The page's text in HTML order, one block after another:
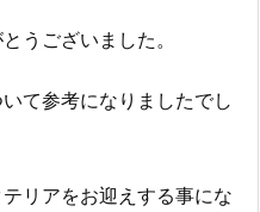
うございました。
て参考になりましたでし
リアをお迎えする事にな